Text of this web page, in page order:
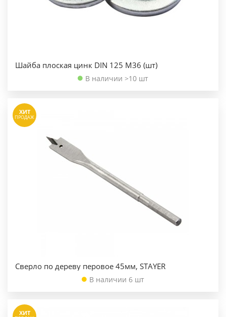
Шайба плоская цинк DIN 125 М36 (шт)
В наличии >10 шт
ХИТ
ПРОДАЖ
Сверло по дереву перовое 45мм, STAYER
В наличии 6 шт
ХИТ